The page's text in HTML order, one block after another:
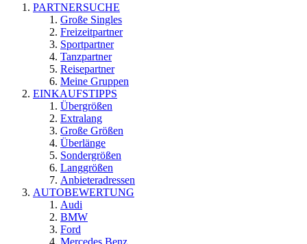
PARTNERSUCHE
Große Singles
Freizeitpartner
Sportpartner
Tanzpartner
Reisepartner
Meine Gruppen
EINKAUFSTIPPS
Übergrößen
Extralang
Große Größen
Überlänge
Sondergrößen
Langgrößen
Anbieteradressen
AUTOBEWERTUNG
Audi
BMW
Ford
Mercedes Benz